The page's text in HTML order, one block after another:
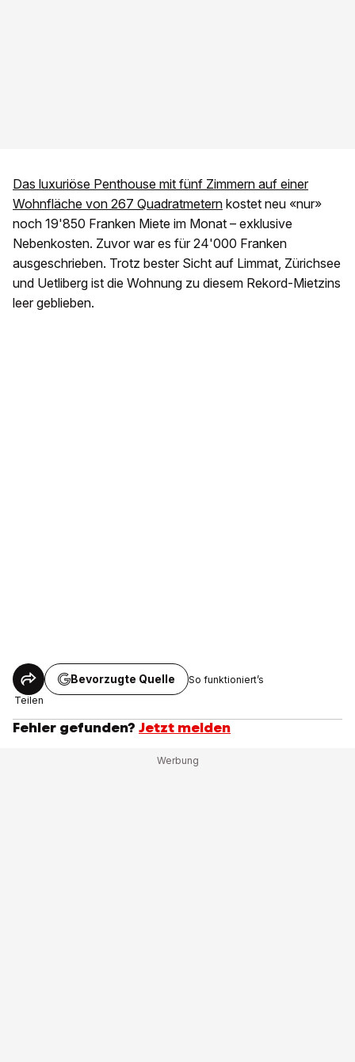
Das luxuriöse Penthouse mit fünf Zimmern auf einer
Wohnfläche von 267 Quadratmetern kostet neu «nur»
noch 19'850 Franken Miete im Monat – exklusive
Nebenkosten. Zuvor war es für 24'000 Franken
ausgeschrieben. Trotz bester Sicht auf Limmat, Zürichsee
und Uetliberg ist die Wohnung zu diesem Rekord-Mietzins
leer geblieben.
Teilen
Bevorzugte Quelle So funktioniert’s
Fehler gefunden? Jetzt melden